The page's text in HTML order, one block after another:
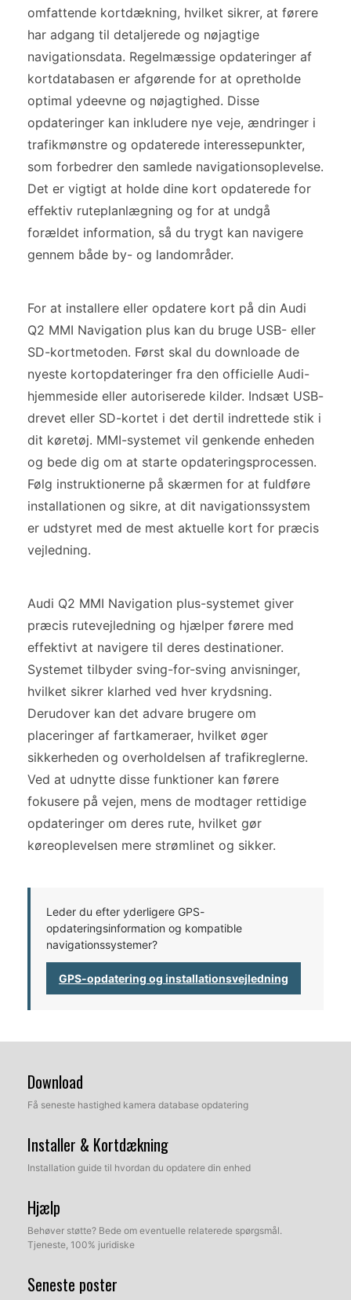
omfattende kortdækning, hvilket sikrer, at førere
har adgang til detaljerede og nøjagtige
navigationsdata. Regelmæssige opdateringer af
kortdatabasen er afgørende for at opretholde
optimal ydeevne og nøjagtighed. Disse
opdateringer kan inkludere nye veje, ændringer i
trafikmønstre og opdaterede interessepunkter,
som forbedrer den samlede navigationsoplevelse.
Det er vigtigt at holde dine kort opdaterede for
effektiv ruteplanlægning og for at undgå
forældet information, så du trygt kan navigere
gennem både by- og landområder.
For at installere eller opdatere kort på din Audi
Q2 MMI Navigation plus kan du bruge USB- eller
SD-kortmetoden. Først skal du downloade de
nyeste kortopdateringer fra den officielle Audi-
hjemmeside eller autoriserede kilder. Indsæt USB-
drevet eller SD-kortet i det dertil indrettede stik i
dit køretøj. MMI-systemet vil genkende enheden
og bede dig om at starte opdateringsprocessen.
Følg instruktionerne på skærmen for at fuldføre
installationen og sikre, at dit navigationssystem
er udstyret med de mest aktuelle kort for præcis
vejledning.
Audi Q2 MMI Navigation plus-systemet giver
præcis rutevejledning og hjælper førere med
effektivt at navigere til deres destinationer.
Systemet tilbyder sving-for-sving anvisninger,
hvilket sikrer klarhed ved hver krydsning.
Derudover kan det advare brugere om
placeringer af fartkameraer, hvilket øger
sikkerheden og overholdelsen af trafikreglerne.
Ved at udnytte disse funktioner kan førere
fokusere på vejen, mens de modtager rettidige
opdateringer om deres rute, hvilket gør
køreoplevelsen mere strømlinet og sikker.
Leder du efter yderligere GPS-
opdateringsinformation og kompatible
navigationssystemer?
GPS-opdatering og installationsvejledning
Download
Få seneste hastighed kamera database opdatering
Installer & Kortdækning
Installation guide til hvordan du opdatere din enhed
Hjælp
Behøver støtte? Bede om eventuelle relaterede spørgsmål.
Tjeneste, 100% juridiske
Seneste poster